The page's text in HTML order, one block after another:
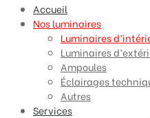
Accueil
Nos luminaires
Luminaires
Luminaires
Ampoules
Éclairages
Autres
Services